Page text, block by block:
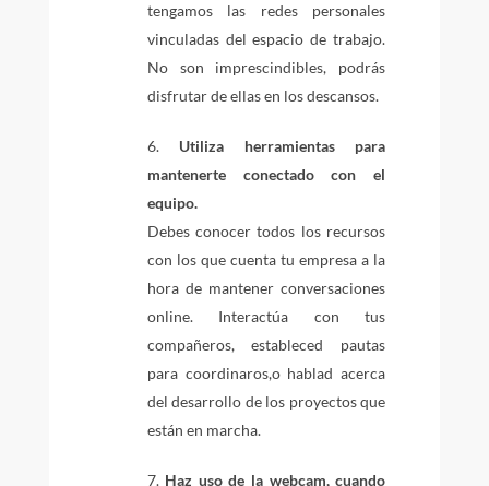
tengamos las redes personales
vinculadas del espacio de trabajo.
No son imprescindibles, podrás
disfrutar de ellas en los descansos.
Utiliza herramientas para
mantenerte conectado con el
equipo.
Debes conocer todos los recursos
con los que cuenta tu empresa a la
hora de mantener conversaciones
online. Interactúa con tus
compañeros, estableced pautas
para coordinaros,o hablad acerca
del desarrollo de los proyectos que
están en marcha.
Haz uso de la webcam, cuando